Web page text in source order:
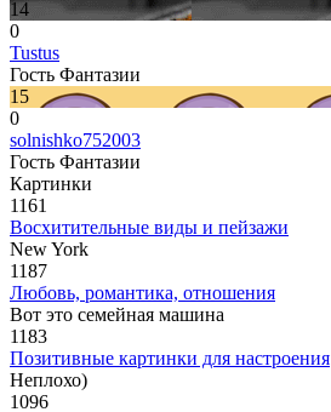
14
0
Tustus
Гость Фантазии
15
0
solnishko752003
Гость Фантазии
Картинки
1161
Восхитительные виды и пейзажи
New York
1187
Любовь, романтика, отношения
Вот это семейная машина
1183
Позитивные картинки для настроения
Неплохо)
1096